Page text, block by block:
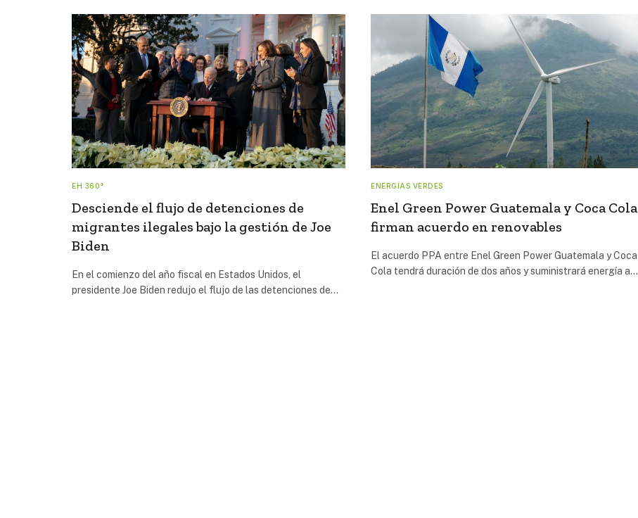
EH 360°
Desciende el flujo de detenciones de
migrantes ilegales bajo la gestión de Joe
Biden
En el comienzo del año fiscal en Estados Unidos, el
presidente Joe Biden redujo el flujo de las detenciones de…
ENERGÍAS VERDES
Enel Green Power Guatemala y Coca Cola
firman acuerdo en renovables
El acuerdo PPA entre Enel Green Power Guatemala y Coca
Cola tendrá duración de dos años y suministrará energía a…